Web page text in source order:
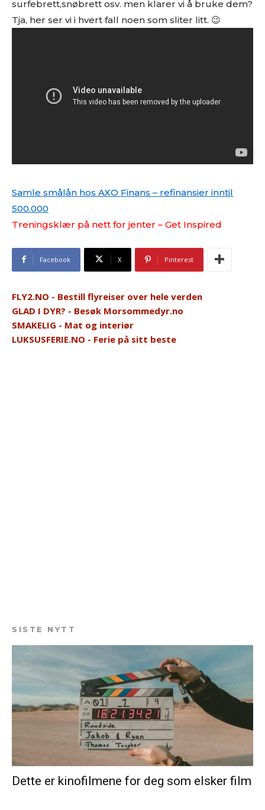
surfebrett,snøbrett osv. men klarer vi å bruke dem?
Tja, her ser vi i hvert fall noen som sliter litt. 😉
Samle smålån hos AXO Finans – refinansier inntil
500.000
Treningsklær på nett for jenter – Get Inspired
Facebook X Pinterest
FLY2.NO - Bestill flyreiser over hele verden
GLAD I DYR? - Besøk Morsommedyr.no
SMAKELIG - Mat og interiør
LUKSUSFERIE.NO - Ferie på sitt beste
SISTE NYTT
Dette er kinofilmene for deg som elsker film